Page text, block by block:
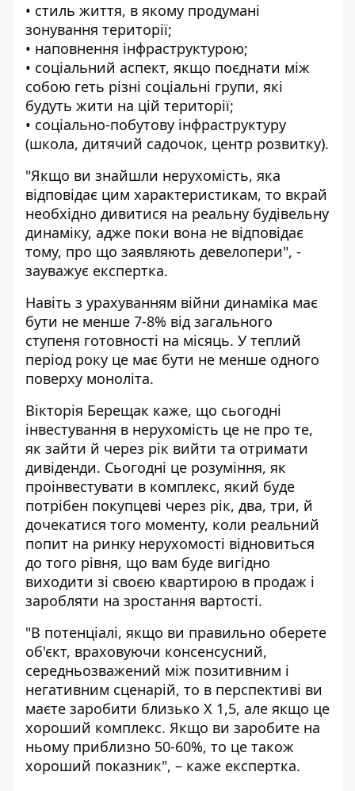
• стиль життя, в якому продумані
зонування території;
• наповнення інфраструктурою;
• соціальний аспект, якщо поєднати між
собою геть різні соціальні групи, які
будуть жити на цій території;
• соціально-побутову інфраструктуру
(школа, дитячий садочок, центр розвитку).
"Якщо ви знайшли нерухомість, яка
відповідає цим характеристикам, то вкрай
необхідно дивитися на реальну будівельну
динаміку, адже поки вона не відповідає
тому, про що заявляють девелопери", -
зауважує експертка.
Навіть з урахуванням війни динаміка має
бути не менше 7-8% від загального
ступеня готовності на місяць. У теплий
період року це має бути не менше одного
поверху моноліта.
Вікторія Берещак каже, що сьогодні
інвестування в нерухомість це не про те,
як зайти й через рік вийти та отримати
дивіденди. Сьогодні це розуміння, як
проінвестувати в комплекс, який буде
потрібен покупцеві через рік, два, три, й
дочекатися того моменту, коли реальний
попит на ринку нерухомості відновиться
до того рівня, що вам буде вигідно
виходити зі своєю квартирою в продаж і
заробляти на зростання вартості.
"В потенціалі, якщо ви правильно оберете
об'єкт, враховуючи консенсусний,
середньозважений між позитивним і
негативним сценарій, то в перспективі ви
маєте заробити близько Х 1,5, але якщо це
хороший комплекс. Якщо ви заробите на
ньому приблизно 50-60%, то це також
хороший показник", – каже експертка.